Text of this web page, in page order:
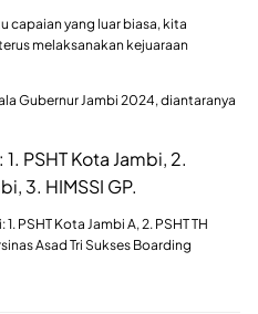
capaian yang luar biasa, kita
melaksanakan kejuaraan
Gubernur Jambi 2024, diantaranya
PSHT Kota Jambi, 2.
3. HIMSSI GP.
PSHT Kota Jambi A, 2. PSHT TH
Asad Tri Sukses Boarding